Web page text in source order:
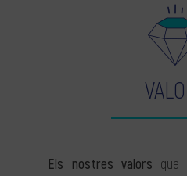
Els nostres valors